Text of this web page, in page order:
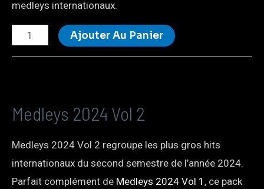
medleys internationaux.
Ajouter Au Panier
Medleys 2024 Vol 2
Medleys 2024 Vol 2 regroupe les plus gros hits
internationaux du second semestre de l’année 2024.
Parfait complément de Medleys 2024 Vol 1 , ce pack